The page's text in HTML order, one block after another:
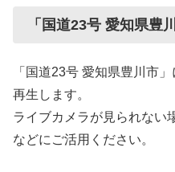
「国道23号 愛知県豊
「国道23号 愛知県豊川市
再生します。
ライブカメラが見られない
などにご活用ください。